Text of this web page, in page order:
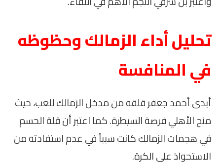
تحليل أداء الزمالك وحظوظه
في المنافسة
أبدى أحمد جعفر قلقه من مدخل الزمالك للعب، حيث
منح الأهلي فرصة السيطرة. كما اعتبر أن قلة الحسم
في هجمات الزمالك كانت سبباً في عدم استفادته من
الاستحواذ على الكرة.